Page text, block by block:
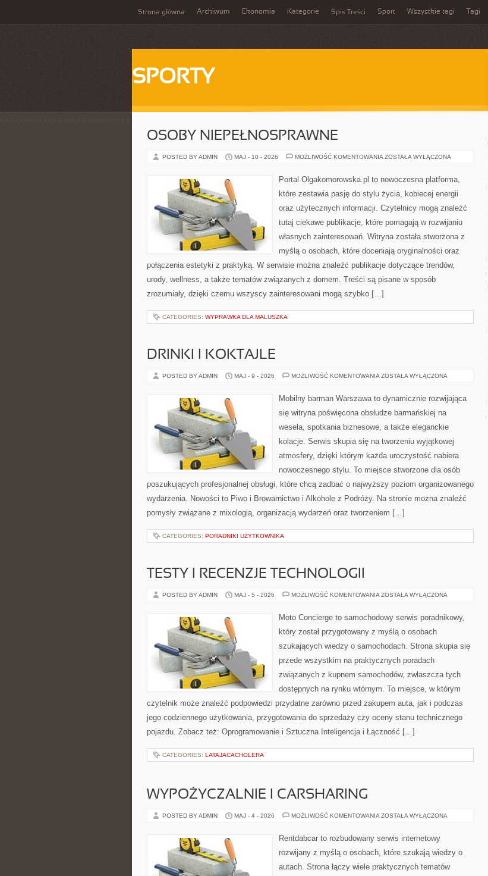
Strona główna Archiwum Ekonomia Kategorie Spis Treści Sport Wszystkie tagi Tagi
SPORTY
OSOBY NIEPEŁNOSPRAWNE
POSTED BY ADMIN MAJ - 10 - 2026 MOŻLIWOŚĆ KOMENTOWANIA OSOBY
ZOSTAŁA WYŁĄCZONA
Portal Olgakomorowska.pl to nowoczesna platforma,
które zestawia pasję do stylu życia, kobiecej energii
oraz użytecznych informacji. Czytelnicy mogą znaleźć
tutaj ciekawe publikacje, które pomagają w rozwijaniu
własnych zainteresowań. Witryna została stworzona z
myślą o osobach, które doceniają oryginalności oraz
połączenia estetyki z praktyką. W serwisie można znaleźć publikacje dotyczące trendów,
urody, wellness, a także tematów związanych z domem. Treści są pisane w sposób
zrozumiały, dzięki czemu wszyscy zainteresowani mogą szybko […]
CATEGORIES: WYPRAWKA DLA MALUSZKA
DRINKI I KOKTAJLE
POSTED BY ADMIN MAJ - 9 - 2026 MOŻLIWOŚĆ KOMENTOWANIA DRINKI
ZOSTAŁA WYŁĄCZONA
Mobilny barman Warszawa to dynamicznie rozwijająca
się witryna poświęcona obsłudze barmańskiej na
wesela, spotkania biznesowe, a także eleganckie
kolacje. Serwis skupia się na tworzeniu wyjątkowej
atmosfery, dzięki którym każda uroczystość nabiera
nowoczesnego stylu. To miejsce stworzone dla osób
poszukujących profesjonalnej obsługi, które chcą zadbać o najwyższy poziom organizowanego
wydarzenia. Nowości to Piwo i Browarnictwo i Alkohole z Podróży. Na stronie można znaleźć
pomysły związane z mixologią, organizacją wydarzeń oraz tworzeniem […]
CATEGORIES: PORADNIKI UŻYTKOWNIKA
TESTY I RECENZJE TECHNOLOGII
POSTED BY ADMIN MAJ - 5 - 2026 MOŻLIWOŚĆ KOMENTOWANIA TESTY
TECHNOLOGII
ZOSTAŁA WYŁĄCZONA
Moto Concierge to samochodowy serwis poradnikowy,
który został przygotowany z myślą o osobach
szukających wiedzy o samochodach. Strona skupia się
przede wszystkim na praktycznych poradach
związanych z kupnem samochodów, zwłaszcza tych
dostępnych na rynku wtórnym. To miejsce, w którym
czytelnik może znaleźć podpowiedzi przydatne zarówno przed zakupem auta, jak i podczas
jego codziennego użytkowania, przygotowania do sprzedaży czy oceny stanu technicznego
pojazdu. Zobacz też: Oprogramowanie i Sztuczna Inteligencja i Łączność […]
CATEGORIES: LATAJACACHOLERA
WYPOŻYCZALNIE I CARSHARING
POSTED BY ADMIN MAJ - 4 - 2026 MOŻLIWOŚĆ KOMENTOWANIA WYPOŻYCZALNIE
ZOSTAŁA WYŁĄCZONA
Rentdabcar to rozbudowany serwis internetowy
rozwijany z myślą o osobach, które szukają wiedzy o
autach. Strona łączy wiele praktycznych tematów